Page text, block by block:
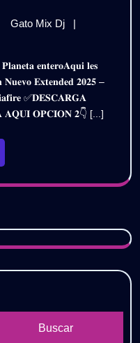
Gato Mix Dj
𝗣𝗔𝗖𝗞
𝗡𝗨𝗘𝗩𝗢
𝟮𝟬𝟮𝟱
–
𝗩𝗢𝗟.𝟮
|
𝐍𝐮𝐞𝐯𝐨 𝐄𝐱𝐭𝐞𝐧𝐝𝐞𝐝 𝟐𝟎𝟐𝟓 –
✅𝐃𝐄𝐒𝐂𝐀𝐑𝐆𝐀
𝐎𝐏𝐂𝐈𝐎𝐍 𝟐👇 [...]
Buscar